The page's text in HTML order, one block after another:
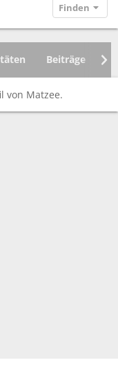
Finden
Beiträge
von Matzee.